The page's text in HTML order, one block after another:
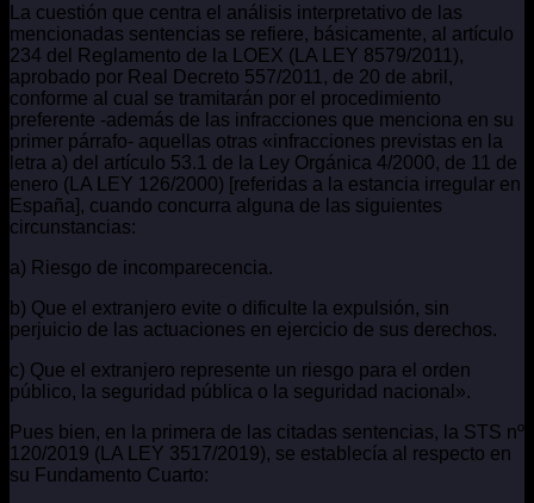
La cuestión que centra el análisis interpretativo de las
mencionadas sentencias se refiere, básicamente, al artículo
234 del Reglamento de la LOEX (LA LEY 8579/2011),
aprobado por Real Decreto 557/2011, de 20 de abril,
conforme al cual se tramitarán por el procedimiento
preferente -además de las infracciones que menciona en su
primer párrafo- aquellas otras «infracciones previstas en la
letra a) del artículo 53.1 de la Ley Orgánica 4/2000, de 11 de
enero (LA LEY 126/2000) [referidas a la estancia irregular en
España], cuando concurra alguna de las siguientes
circunstancias:
a) Riesgo de incomparecencia.
b) Que el extranjero evite o dificulte la expulsión, sin
perjuicio de las actuaciones en ejercicio de sus derechos.
c) Que el extranjero represente un riesgo para el orden
público, la seguridad pública o la seguridad nacional».
Pues bien, en la primera de las citadas sentencias, la STS nº
120/2019 (LA LEY 3517/2019), se establecía al respecto en
su Fundamento Cuarto: